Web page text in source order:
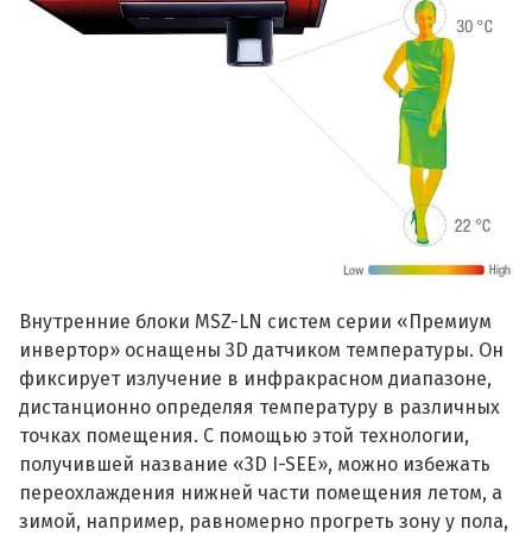
Внутренние блоки MSZ-LN систем серии «Премиум
инвертор» оснащены 3D датчиком температуры. Он
фиксирует излучение в инфракрасном диапазоне,
дистанционно определяя температуру в различных
точках помещения. С помощью этой технологии,
получившей название «3D I-SEE», можно избежать
переохлаждения нижней части помещения летом, а
зимой, например, равномерно прогреть зону у пола,